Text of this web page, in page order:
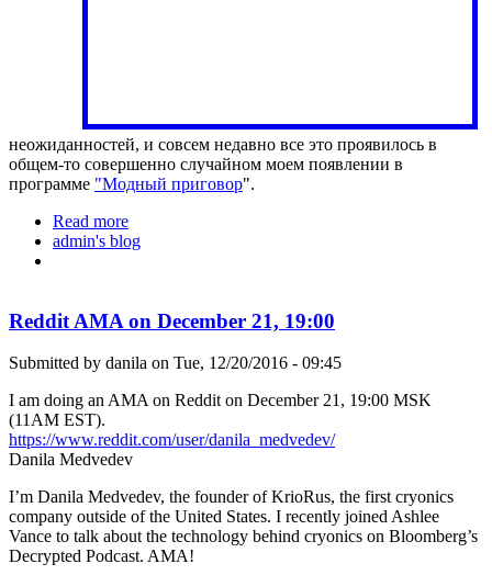
неожиданностей, и совсем недавно все это проявилось в
общем-то совершенно случайном моем появлении в
программе "Модный приговор".
Read more
admin's blog
Reddit AMA on December 21, 19:00
Submitted by danila on Tue, 12/20/2016 - 09:45
I am doing an AMA on Reddit on December 21, 19:00 MSK
(11AM EST).
https://www.reddit.com/user/danila_medvedev/
Danila Medvedev
I’m Danila Medvedev, the founder of KrioRus, the first cryonics
company outside of the United States. I recently joined Ashlee
Vance to talk about the technology behind cryonics on Bloomberg’s
Decrypted Podcast. AMA!